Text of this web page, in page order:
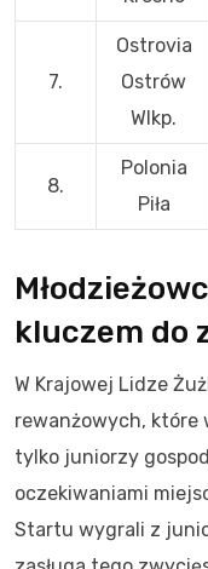
7.
Ostrovia
Ostrów
Wlkp.
8.
Polonia
Piła
kluczem do
W Krajowej Lidze
rewanżowych, które
tylko juniorzy
oczekiwaniami
Startu wygrali z